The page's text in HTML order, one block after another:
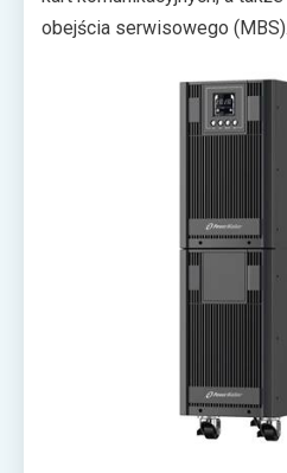
sieciach.
obejścia serwisowego
profesjonalnego
łatwe w obsłudze.